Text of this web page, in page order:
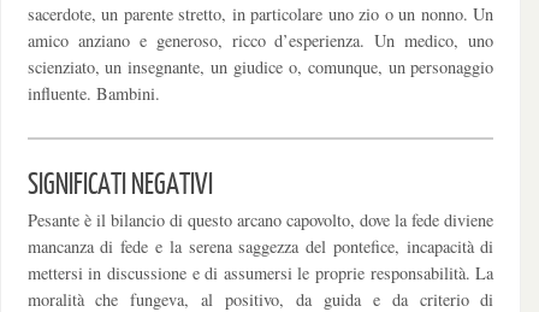
sacerdote, un parente stretto, in particolare uno zio o un nonno. Un
amico anziano e generoso, ricco d’esperienza. Un medico, uno
scienziato, un insegnante, un giudice o, comunque, un personaggio
influente. Bambini.
SIGNIFICATI NEGATIVI
Pesante è il bilancio di questo arcano capovolto, dove la fede diviene
mancanza di fede e la serena saggezza del pontefice, incapacità di
mettersi in discussione e di assumersi le proprie responsabilità. La
moralità che fungeva, al positivo, da guida e da criterio di